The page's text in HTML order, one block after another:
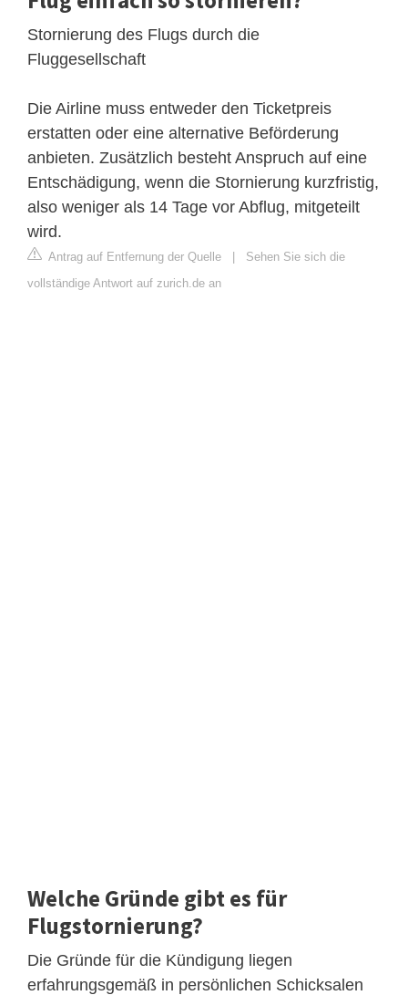
Stornierung des Flugs durch die
Fluggesellschaft
Die Airline muss entweder den Ticketpreis
erstatten oder eine alternative Beförderung
anbieten. Zusätzlich besteht Anspruch auf eine
Entschädigung, wenn die Stornierung kurzfristig,
also weniger als 14 Tage vor Abflug, mitgeteilt
wird.
Antrag auf Entfernung der Quelle | Sehen Sie sich die
vollständige Antwort auf zurich.de an
Welche Gründe gibt es für
Flugstornierung?
Die Gründe für die Kündigung liegen
erfahrungsgemäß in persönlichen Schicksalen